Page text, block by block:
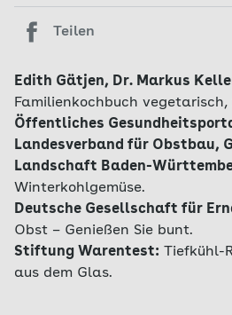
Teilen
Edith Gätjen, Dr. Markus
Familienkochbuch vegetarisch,
Öffentliches
Landesverband für Obstbau,
Landschaft Baden-
Winterkohlgemüse.
Deutsche Gesellschaft für
Obst – Genießen Sie bunt.
Stiftung Warentest: Tiefkühl-
aus dem Glas.